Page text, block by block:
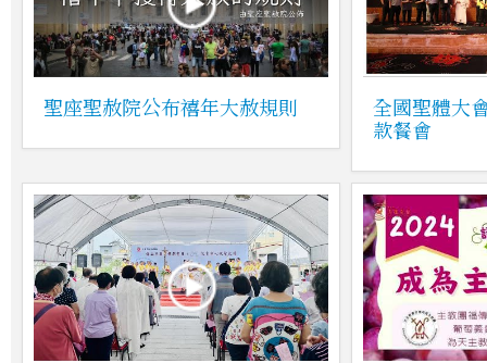
聖座聖赦院公布禧年大赦規則
全國聖體大
款餐會